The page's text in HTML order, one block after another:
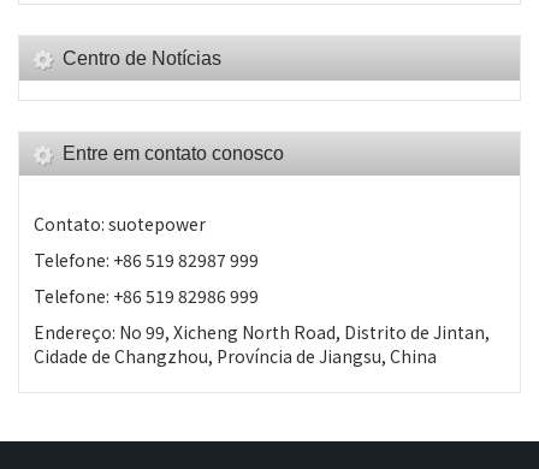
Centro de Notícias
Entre em contato conosco
Contato: suotepower
Telefone: +86 519 82987 999
Telefone: +86 519 82986 999
Endereço: No 99, Xicheng North Road, Distrito de Jintan,
Cidade de Changzhou, Província de Jiangsu, China